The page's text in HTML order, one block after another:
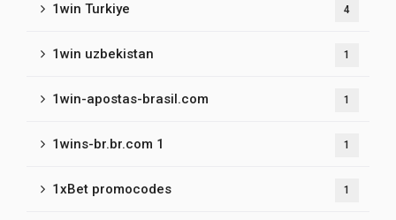
1win Turkiye 4
1win uzbekistan 1
1win-apostas-brasil.com 1
1wins-br.br.com 1 1
1xBet promocodes 1